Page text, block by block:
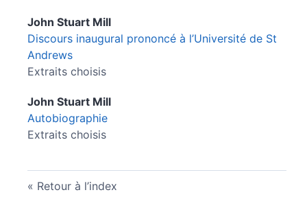
John Stuart Mill
Discours inaugural prononcé à l’Université de St
Andrews
Extraits choisis
John Stuart Mill
Autobiographie
Extraits choisis
Retour à l’index